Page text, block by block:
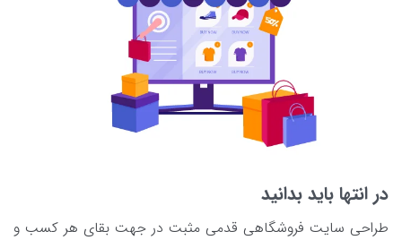
در انتها باید بدانید
طراحی سایت فروشگاهی قدمی مثبت در جهت بقای هر کسب و